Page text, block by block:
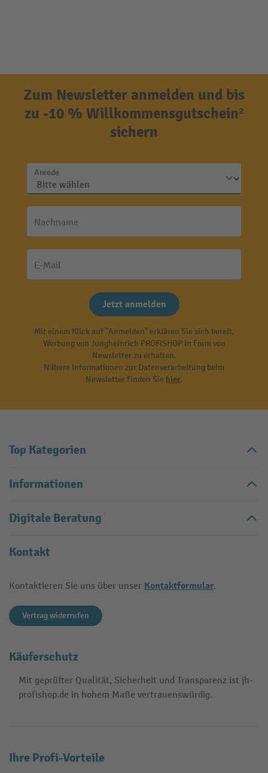
Zum Newsletter anmelden und bis
zu -10 % Willkommensgutschein²
sichern
Anrede
Nachname
E-Mail
Jetzt anmelden
Mit einem Klick auf "Anmelden" erklären Sie sich bereit,
Werbung von Jungheinrich PROFISHOP in Form von
Newsletter zu erhalten.
Nähere Informationen zur Datenverarbeitung beim
Newsletter finden Sie hier.
Top Kategorien
Informationen
Digitale Beratung
Kontakt
Kontaktieren Sie uns über unser Kontaktformular.
Vertrag widerrufen
Käuferschutz
Mit geprüfter Qualität, Sicherheit und Transparenz ist jh-
profishop.de in hohem Maße vertrauenswürdig.
Ihre Profi-Vorteile